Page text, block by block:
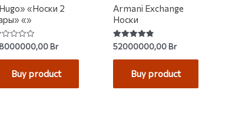
«Носки 2
«»
Br
Buy product
Armani Exchange
Носки
Rated
4.80
out of 5
52000000,00Br
Buy product